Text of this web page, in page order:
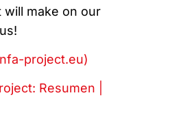
will make on our
project.eu)
Resumen |